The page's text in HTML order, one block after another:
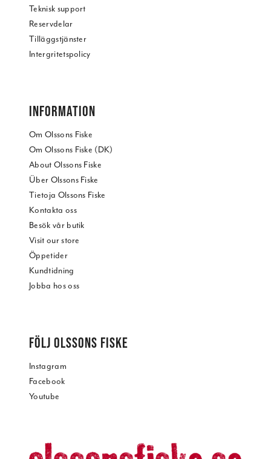
Teknisk support
Reservdelar
Tilläggstjänster
Intergritetspolicy
INFORMATION
Om Olssons Fiske
Om Olssons Fiske (DK)
About Olssons Fiske
Über Olssons Fiske
Tietoja Olssons Fiske
Kontakta oss
Besök vår butik
Visit our store
Öppetider
Kundtidning
Jobba hos oss
FÖLJ OLSSONS FISKE
Instagram
Facebook
Youtube